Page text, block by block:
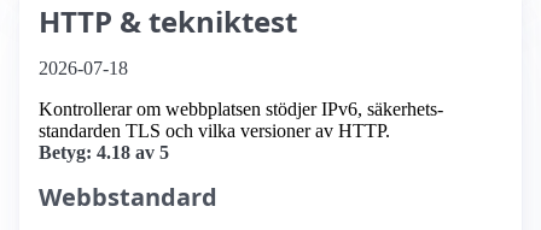
HTTP & tekniktest
2026-07-18
Kontrollerar om webbplatsen stödjer IPv6, säkerhets­
standarden TLS och vilka versioner av HTTP.
Betyg: 4.18 av 5
Webbstandard